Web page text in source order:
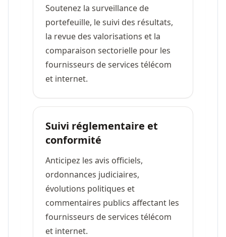
Soutenez la surveillance de
portefeuille, le suivi des résultats,
la revue des valorisations et la
comparaison sectorielle pour les
fournisseurs de services télécom
et internet.
Suivi réglementaire et
conformité
Anticipez les avis officiels,
ordonnances judiciaires,
évolutions politiques et
commentaires publics affectant les
fournisseurs de services télécom
et internet.